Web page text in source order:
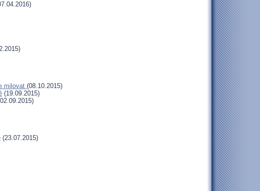
milovat (08.10.2015)
(19.09.2015)
(23.07.2015)